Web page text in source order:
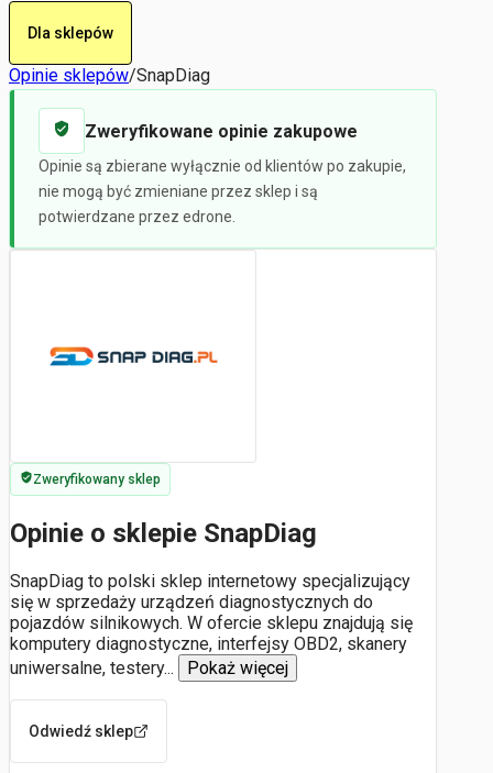
Dla sklepów
Opinie sklepów/SnapDiag
Zweryfikowane opinie zakupowe
Opinie są zbierane wyłącznie od klientów po zakupie,
nie mogą być zmieniane przez sklep i są
potwierdzane przez edrone.
Zweryfikowany sklep
Opinie o sklepie SnapDiag
SnapDiag to polski sklep internetowy specjalizujący
się w sprzedaży urządzeń diagnostycznych do
pojazdów silnikowych. W ofercie sklepu znajdują się
komputery diagnostyczne, interfejsy OBD2, skanery
uniwersalne, testery... Pokaż więcej
Odwiedź sklep